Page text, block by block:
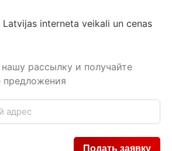
рассылку и получайте